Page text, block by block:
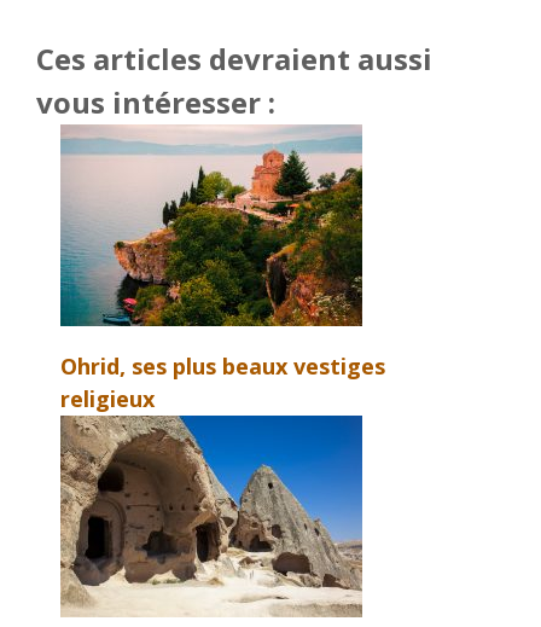
Ces articles devraient aussi
vous intéresser :
Ohrid, ses plus beaux vestiges
religieux